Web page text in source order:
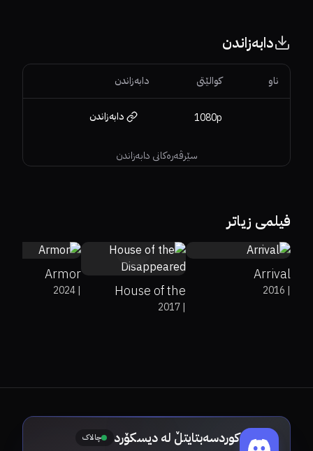
دابەزاندن
سێرڤەرەکانی دابەزاندن
ناو کوالێتی دابەزاندن
1080p دابەزاندن
فیلمی زیاتر
Arrival
|
2016
House of the
Disappeared|
2017
Armor
|
2024
کوردسەبتایتڵ لە دیسکۆرد چالاک